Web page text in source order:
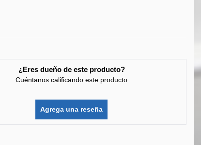
¿Eres dueño de este producto?
Cuéntanos calificando este producto
Agrega una reseña